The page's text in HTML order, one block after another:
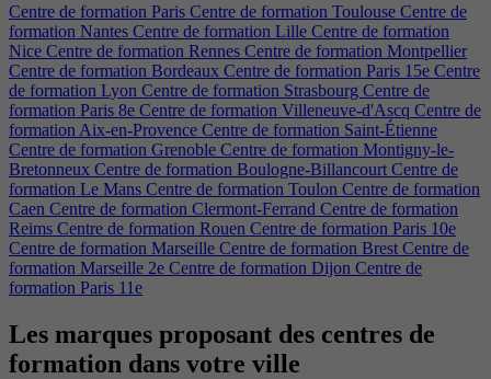
Centre de formation Paris Centre de formation Toulouse Centre de
formation Nantes Centre de formation Lille Centre de formation
Nice Centre de formation Rennes Centre de formation Montpellier
Centre de formation Bordeaux Centre de formation Paris 15e Centre
de formation Lyon Centre de formation Strasbourg Centre de
formation Paris 8e Centre de formation Villeneuve-d'Ascq Centre de
formation Aix-en-Provence Centre de formation Saint-Étienne
Centre de formation Grenoble Centre de formation Montigny-le-
Bretonneux Centre de formation Boulogne-Billancourt Centre de
formation Le Mans Centre de formation Toulon Centre de formation
Caen Centre de formation Clermont-Ferrand Centre de formation
Reims Centre de formation Rouen Centre de formation Paris 10e
Centre de formation Marseille Centre de formation Brest Centre de
formation Marseille 2e Centre de formation Dijon Centre de
formation Paris 11e
Les marques proposant des centres de
formation dans votre ville​